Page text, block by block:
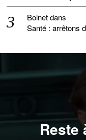
Boinetdans
Santé : arrêtons
Reste